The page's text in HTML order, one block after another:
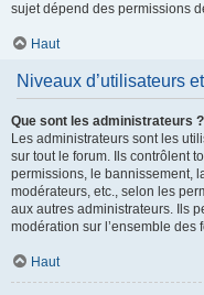
sujet dépend des permissions
Haut
Niveaux d’utilisateurs
Que sont les administrateurs ?
Les administrateurs sont les
sur tout le forum. Ils contrôlent
permissions, le bannissement,
modérateurs, etc., selon les
aux autres administrateurs. Ils
modération sur l’ensemble des
Haut